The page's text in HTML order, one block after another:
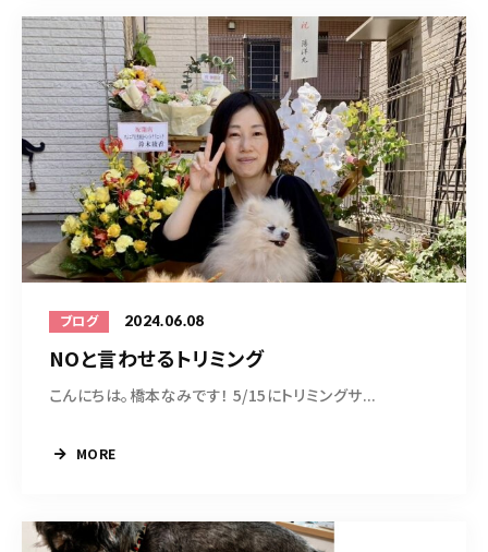
ブログ 2024.06.08
NOと言わせるトリミング
こんにちは。橋本なみです！ 5/15にトリミングサ...
MORE